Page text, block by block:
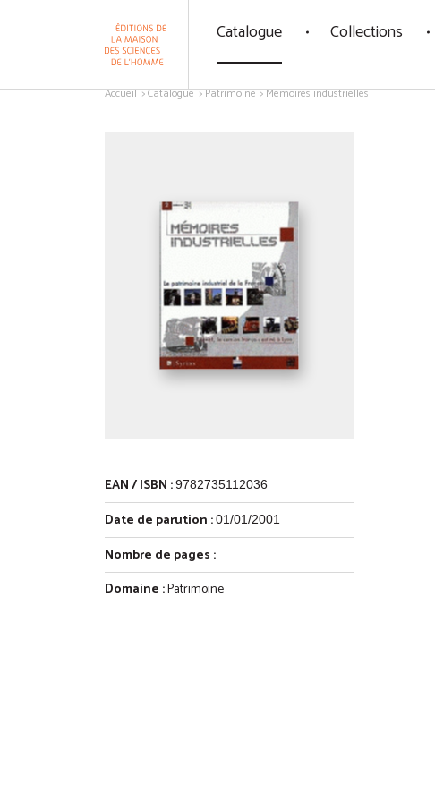
Catalogue Collections
Accueil Catalogue Patrimoine Mémoires industrielles
EAN / ISBN :9782735112036
Date de parution :01/01/2001
Nombre de pages :
Domaine :Patrimoine